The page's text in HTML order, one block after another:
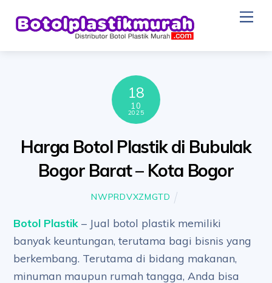
18
10
2025
Harga Botol Plastik di Bubulak
Bogor Barat – Kota Bogor
NWPRDVXZMGTD
Botol Plastik – Jual botol plastik memiliki
banyak keuntungan, terutama bagi bisnis yang
berkembang. Terutama di bidang makanan,
minuman maupun rumah tangga, Anda bisa